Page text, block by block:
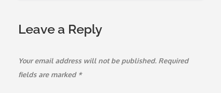
Leave a Reply
Your email address will not be published. Required
fields are marked *